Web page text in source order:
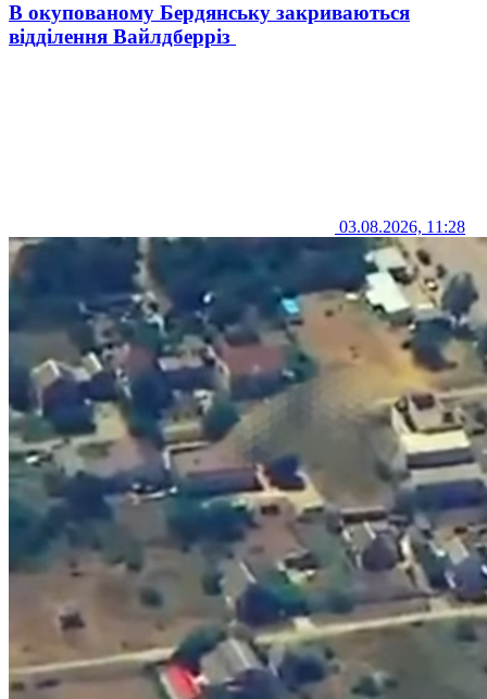
В окупованому Бердянську закриваються
відділення Вайлдберріз
03.08.2026, 11:28